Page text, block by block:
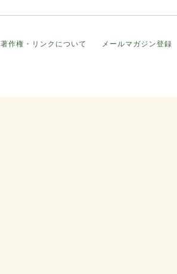
著作権・リンクについて メールマガジン登録